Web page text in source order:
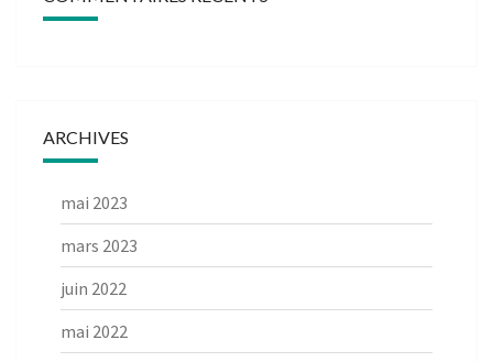
ARCHIVES
mai 2023
mars 2023
juin 2022
mai 2022